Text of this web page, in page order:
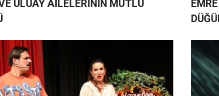
ULUAY AİLELERİNİN MUTLU